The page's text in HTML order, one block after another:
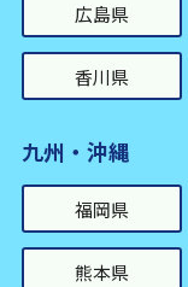
広島県
香川県
九州・沖縄
福岡県
熊本県